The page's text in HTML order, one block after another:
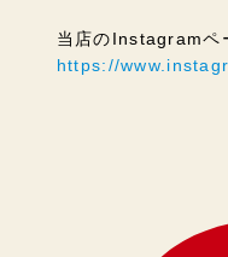
当店のInstagramペ
https://